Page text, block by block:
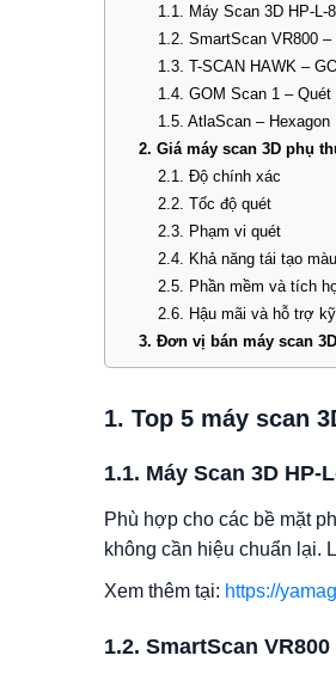
1.1. Máy Scan 3D HP-L-
1.2. SmartScan VR800 –
1.3. T-SCAN HAWK –
1.4. GOM Scan 1 –
1.5. AtlaScan – Hexagon
2. Giá máy scan 3D phụ
2.1. Độ chính xác
2.2. Tốc độ quét
2.3. Phạm vi quét
2.4. Khả năng tái tạo
2.5. Phần mềm và tích
2.6. Hậu mãi và hỗ trợ
3. Đơn vị bán máy scan
1. Top 5 máy scan
1.1. Máy Scan 3D HP-
Phù hợp cho các bề mặt
không cần hiệu chuẩn lại.
Xem thêm tại: https://
1.2. SmartScan